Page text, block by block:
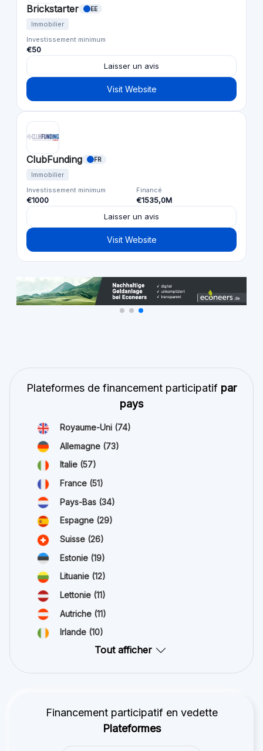
Brickstarter EE
Immobilier
Investissement minimum
€50
Laisser un avis
Visit Website
ClubFunding FR
Immobilier
Investissement minimum
€1000
Financé
€1535,0M
Laisser un avis
Visit Website
Plateformes de financement participatif par
pays
Royaume-Uni (74)
Allemagne (73)
Italie (57)
France (51)
Pays-Bas (34)
Espagne (29)
Suisse (26)
Estonie (19)
Lituanie (12)
Lettonie (11)
Autriche (11)
Irlande (10)
Tout afficher
Financement participatif en vedette
Plateformes